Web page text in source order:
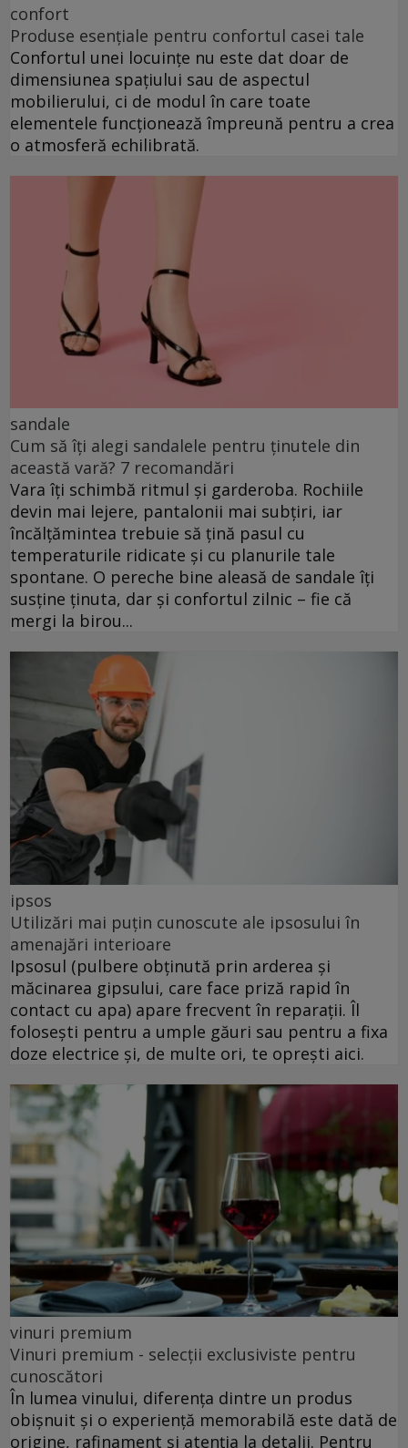
confort
Produse esențiale pentru confortul casei tale
Confortul unei locuințe nu este dat doar de
dimensiunea spațiului sau de aspectul
mobilierului, ci de modul în care toate
elementele funcționează împreună pentru a crea
o atmosferă echilibrată.
sandale
Cum să îți alegi sandalele pentru ținutele din
această vară? 7 recomandări
Vara îți schimbă ritmul și garderoba. Rochiile
devin mai lejere, pantalonii mai subțiri, iar
încălțămintea trebuie să țină pasul cu
temperaturile ridicate și cu planurile tale
spontane. O pereche bine aleasă de sandale îți
susține ținuta, dar și confortul zilnic – fie că
mergi la birou...
ipsos
Utilizări mai puțin cunoscute ale ipsosului în
amenajări interioare
Ipsosul (pulbere obținută prin arderea și
măcinarea gipsului, care face priză rapid în
contact cu apa) apare frecvent în reparații. Îl
folosești pentru a umple găuri sau pentru a fixa
doze electrice și, de multe ori, te oprești aici.
vinuri premium
Vinuri premium - selecții exclusiviste pentru
cunoscători
În lumea vinului, diferența dintre un produs
obișnuit și o experiență memorabilă este dată de
origine, rafinament și atenția la detalii. Pentru